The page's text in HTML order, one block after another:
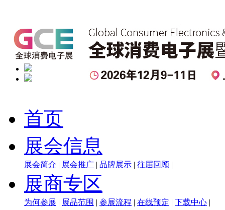
首页
展会信息
展会简介 | 展会推广 | 品牌展示 | 往届回顾 |
展商专区
为何参展 | 展品范围 | 参展流程 | 在线预定 | 下载中心 |